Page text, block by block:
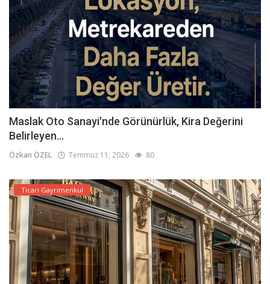
Maslak Oto Sanayi'nde Görünürlük, Kira Değerini
Belirleyen...
Özkan ÖZEL Temmuz 11, 2026 80
Ticari Gayrimenkul